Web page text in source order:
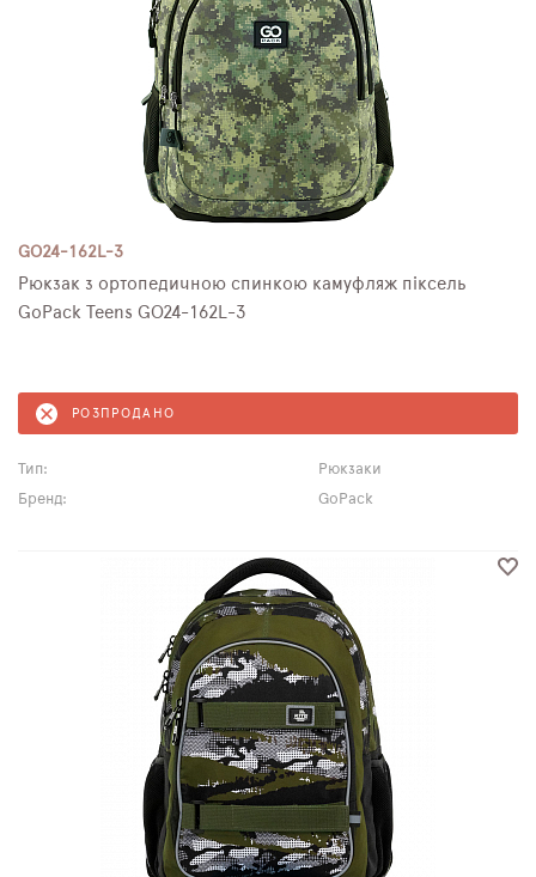
GO24-162L-3
Рюкзак з ортопедичною спинкою камуфляж піксель
GoPack Teens GO24-162L-3
РОЗПРОДАНО
Тип:
Рюкзаки
Бренд:
GoPack